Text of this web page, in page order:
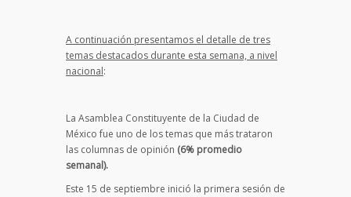
A continuación presentamos el detalle de tres
temas destacados durante esta semana, a nivel
nacional:
La Asamblea Constituyente de la Ciudad de
México fue uno de los temas que más trataron
las columnas de opinión (6% promedio
semanal).
Este 15 de septiembre inició la primera sesión de